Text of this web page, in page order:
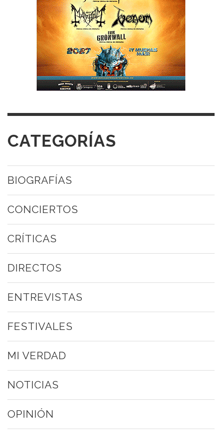
CATEGORÍAS
BIOGRAFÍAS
CONCIERTOS
CRÍTICAS
DIRECTOS
ENTREVISTAS
FESTIVALES
MI VERDAD
NOTICIAS
OPINIÓN